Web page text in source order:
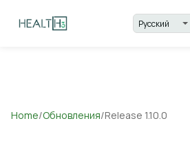
Home/Обновления/Release 1.10.0